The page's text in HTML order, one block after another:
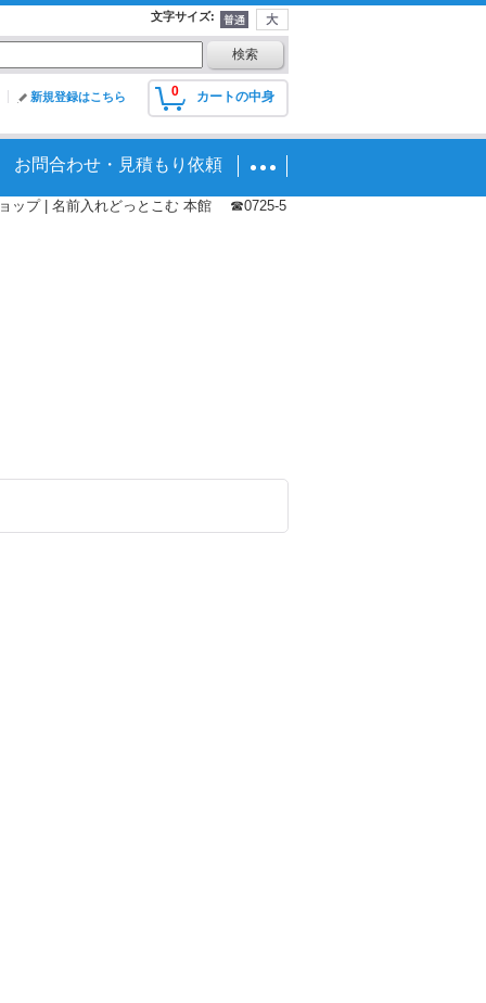
文字サイズ:
0 カートの中身
新規登録はこちら
お問合わせ・見積もり依頼
ョップ | 名前入れどっとこむ 本館 ☎0725-5